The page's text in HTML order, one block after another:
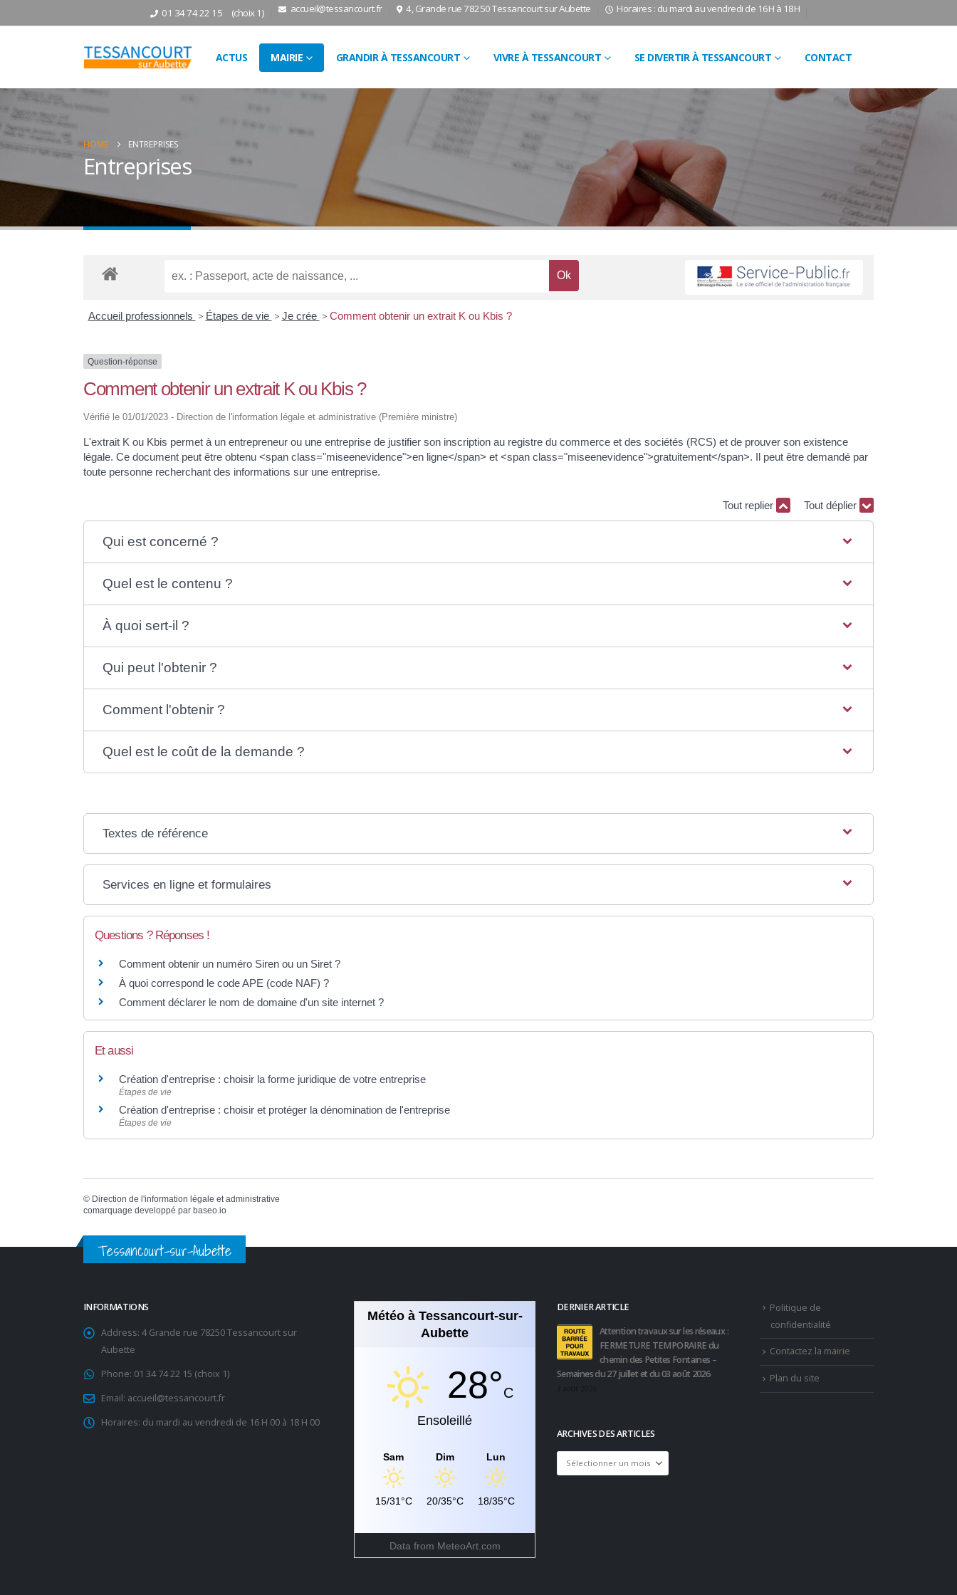
01 34 74 22 15 (choix 1) accueil@tessancourt.fr 4, Grande rue 78250 Tessancourt sur Aubette Horaires : du mardi au vendredi de 16H à 18H
ACTUS MAIRIE GRANDIR À TESSANCOURT VIVRE À TESSANCOURT SE DIVERTIR À TESSANCOURT CONTACT
HOME ENTREPRISES
Entreprises
Accueil professionnels > Étapes de vie > Je crée > Comment obtenir un extrait K ou Kbis ?
Question-réponse
Comment obtenir un extrait K ou Kbis ?
Vérifié le 01/01/2023 - Direction de l'information légale et administrative (Première ministre)
L'extrait K ou Kbis permet à un entrepreneur ou une entreprise de justifier son inscription au registre du commerce et des sociétés (RCS) et de prouver son existence
légale. Ce document peut être obtenu <span class="miseenevidence">en ligne</span> et <span class="miseenevidence">gratuitement</span>. Il peut être demandé par
toute personne recherchant des informations sur une entreprise.
Tout replier Tout déplier
Qui est concerné ?
Quel est le contenu ?
À quoi sert-il ?
Qui peut l'obtenir ?
Comment l'obtenir ?
Quel est le coût de la demande ?
Textes de référence
Services en ligne et formulaires
Questions ? Réponses !
Comment obtenir un numéro Siren ou un Siret ?
À quoi correspond le code APE (code NAF) ?
Comment déclarer le nom de domaine d'un site internet ?
Et aussi
Création d'entreprise : choisir la forme juridique de votre entreprise
Étapes de vie
Création d'entreprise : choisir et protéger la dénomination de l'entreprise
Étapes de vie
© Direction de l'information légale et administrative
comarquage developpé par baseo.io
Tessancourt-sur-Aubette
INFORMATIONS
Address: 4 Grande rue 78250 Tessancourt sur
Aubette
Phone: 01 34 74 22 15 (choix 1)
Email: accueil@tessancourt.fr
Horaires: du mardi au vendredi de 16 H 00 à 18 H 00
Météo à Tessancourt-sur-
Aubette
28°C
Ensoleillé
Sam
15/31°C
Dim
20/35°C
Lun
18/35°C
Data from MeteoArt.com
DERNIER ARTICLE
Attention travaux sur les réseaux :
FERMETURE TEMPORAIRE du
chemin des Petites Fontaines –
Semaines du 27 juillet et du 03 août 2026
ARCHIVES DES ARTICLES
Archives
des
Politique de
confidentialité
Contactez la mairie
Plan du site